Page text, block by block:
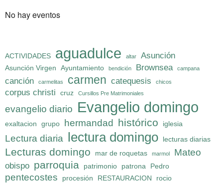
No hay eventos
ACTIVIDADES aguadulce altar Asunción
Asunción Virgen Ayuntamiento bendición Brownsea campana
canción carmelitas carmen catequesis chicos
corpus christi cruz Cursillos Pre Matrimoniales
evangelio diario Evangelio domingo
exaltacion grupo hermandad histórico iglesia
Lectura diaria lectura domingo lecturas diarias
Lecturas domingo mar de roquetas marmol Mateo
obispo parroquia patrimonio patrona Pedro
pentecostes procesión RESTAURACION rocio